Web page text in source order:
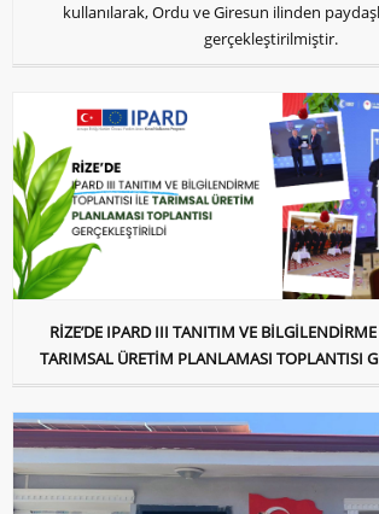
kullanılarak, Ordu ve Giresun ilinden
gerçekleştirilmiştir.
RİZE’DE IPARD III TANITIM VE
TARIMSAL ÜRETİM PLANLAMASI TOPLANTISI